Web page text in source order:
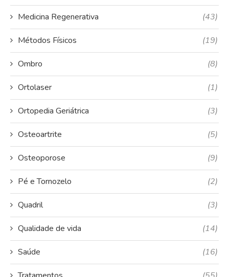
Medicina Regenerativa (43)
Métodos Físicos (19)
Ombro (8)
Ortolaser (1)
Ortopedia Geriátrica (3)
Osteoartrite (5)
Osteoporose (9)
Pé e Tornozelo (2)
Quadril (3)
Qualidade de vida (14)
Saúde (16)